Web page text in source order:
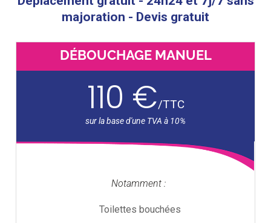
majoration - Devis gratuit
DÉBOUCHAGE MANUEL
110 €/TTC
Notamment :
Toilettes bouchées